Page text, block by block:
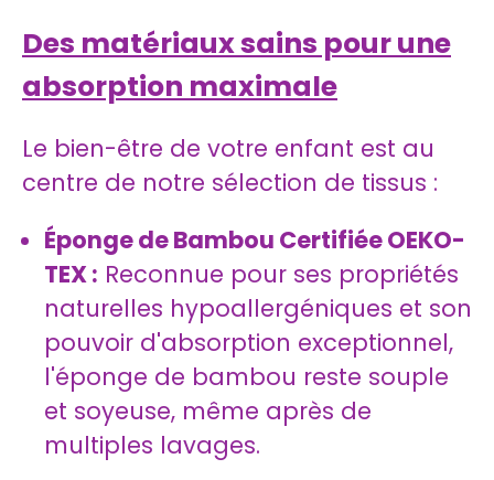
Des matériaux sains pour une
absorption maximale
Le bien-être de votre enfant est au
centre de notre sélection de tissus :
Éponge de Bambou Certifiée OEKO-
TEX : Reconnue pour ses propriétés
naturelles hypoallergéniques et son
pouvoir d'absorption exceptionnel,
l'éponge de bambou reste souple
et soyeuse, même après de
multiples lavages.